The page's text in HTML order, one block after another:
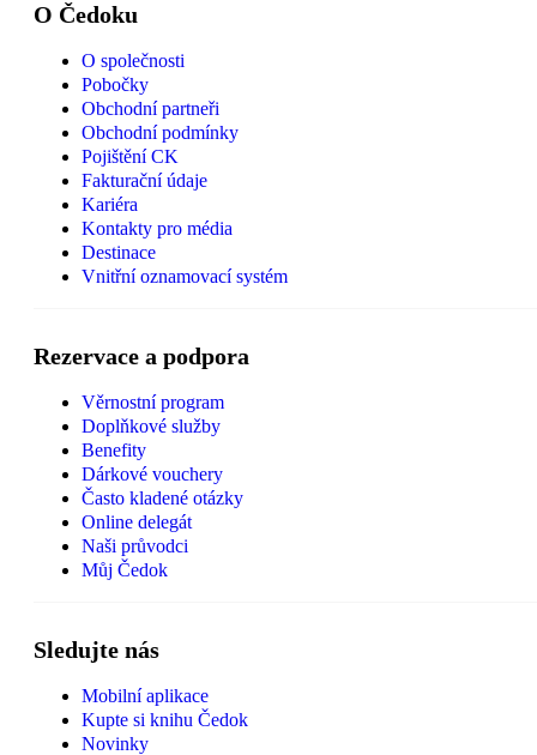
O Čedoku
O společnosti
Pobočky
Obchodní partneři
Obchodní podmínky
Pojištění CK
Fakturační údaje
Kariéra
Kontakty pro média
Destinace
Vnitřní oznamovací systém
Rezervace a podpora
Věrnostní program
Doplňkové služby
Benefity
Dárkové vouchery
Často kladené otázky
Online delegát
Naši průvodci
Můj Čedok
Sledujte nás
Mobilní aplikace
Kupte si knihu Čedok
Novinky